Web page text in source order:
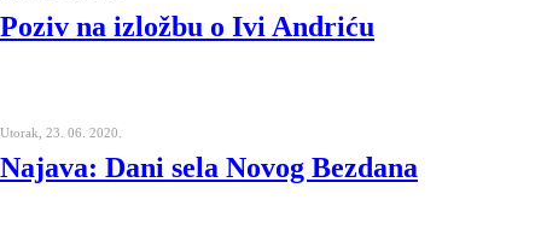
Poziv na izložbu o Ivi Andriću
Utorak, 23. 06. 2020.
Najava: Dani sela Novog Bezdana